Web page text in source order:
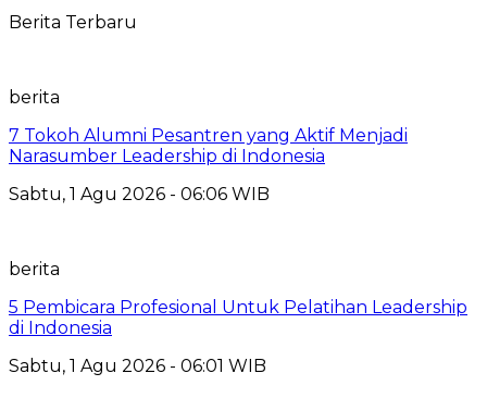
Berita Terbaru
berita
7 Tokoh Alumni Pesantren yang Aktif Menjadi
Narasumber Leadership di Indonesia
Sabtu, 1 Agu 2026 - 06:06 WIB
berita
5 Pembicara Profesional Untuk Pelatihan Leadership
di Indonesia
Sabtu, 1 Agu 2026 - 06:01 WIB